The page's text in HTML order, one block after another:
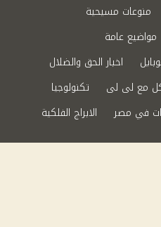
منوعات مسيحية
مواضيع عامة
اخبار الحق والضلال
مع لى لى
تكنولوجيا
في مصر
الابراج الفلكية